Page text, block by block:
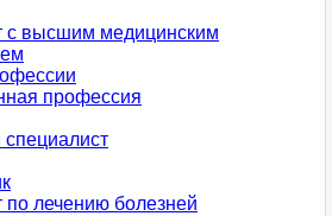
с высшим медицинским
профессия
по лечению болезней